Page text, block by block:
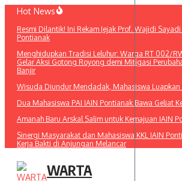
Lewati
konten
Hot News
Resmi Dilantik! Ini Rekam Jejak Prof. Wajidi
Pontianak
Menghidupkan Tradisi Leluhur: Warga RT 002/
Gelar Aksi Gotong Royong demi Mitigasi
Banjir
Wisuda Diundur Mendadak, Mahasiswa Luapkan
Dua Mahasiswa PAI IAIN Pontianak Bawa Geliat
Amanah Baru Arskal Salim untuk Kemajuan IAIN
Sinergi Masyarakat dan Mahasiswa KKL IAIN
Kerja Bakti di Anjungan Melancar
WARTA